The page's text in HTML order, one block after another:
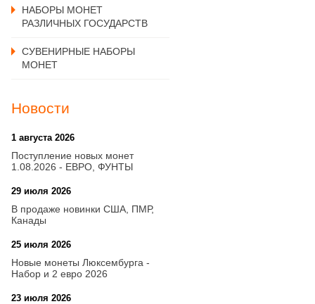
НАБОРЫ МОНЕТ
РАЗЛИЧНЫХ ГОСУДАРСТВ
СУВЕНИРНЫЕ НАБОРЫ
МОНЕТ
Новости
1 августа 2026
Поступление новых монет
1.08.2026 - ЕВРО, ФУНТЫ
29 июля 2026
В продаже новинки США, ПМР,
Канады
25 июля 2026
Новые монеты Люксембурга -
Набор и 2 евро 2026
23 июля 2026